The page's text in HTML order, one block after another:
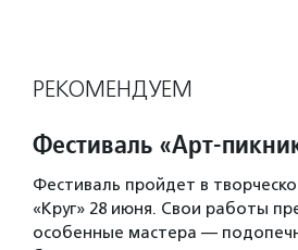
РЕКОМЕНДУЕМ
Фестиваль «Арт-
Фестиваль пройдет в
«Круг» 28 июня. Свои работы
особенные мастера —